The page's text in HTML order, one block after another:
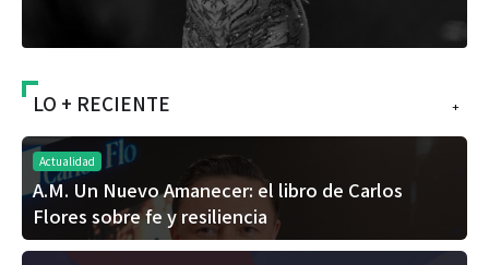
+
LO + RECIENTE
Actualidad
A.M. Un Nuevo Amanecer: el libro de Carlos
Flores sobre fe y resiliencia